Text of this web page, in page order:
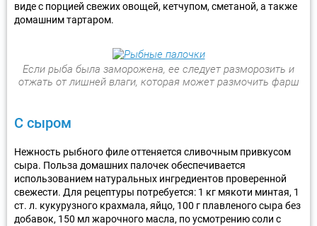
виде с порцией свежих овощей, кетчупом, сметаной, а также
домашним тартаром.
Если рыба была заморожена, ее следует разморозить и
отжать от лишней влаги, которая может размочить фарш
С сыром
Нежность рыбного филе оттеняется сливочным привкусом
сыра. Польза домашних палочек обеспечивается
использованием натуральных ингредиентов проверенной
свежести. Для рецептуры потребуется: 1 кг мякоти минтая, 1
ст. л. кукурузного крахмала, яйцо, 100 г плавленого сыра без
добавок, 150 мл жарочного масла, по усмотрению соли с